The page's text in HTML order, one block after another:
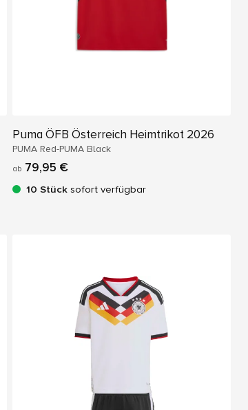
Puma ÖFB Österreich Heimtrikot 2026
PUMA Red-PUMA Black
ab 79,95 €
10 Stücksofort verfügbar